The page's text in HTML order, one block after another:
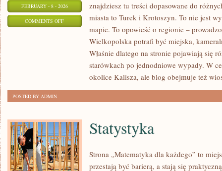
FEBRUARY - 8 - 2026
COMMENTS OFFON
KROTOSZYN
znajdziesz tu treści dopasowane do
miasta to Turek i Krotoszyn. To nie jest
mapie. To opowieść o regionie –
Wielkopolska potrafi być miejska,
Właśnie dlatego na stronie pojawiają się
starówkach po jednodniowe wypady. W
okolice Kalisza, ale blog obejmuje też
POSTED BY ADMIN
Statystyka
Strona „Matematyka dla każdego” to
przestają być barierą, a stają się